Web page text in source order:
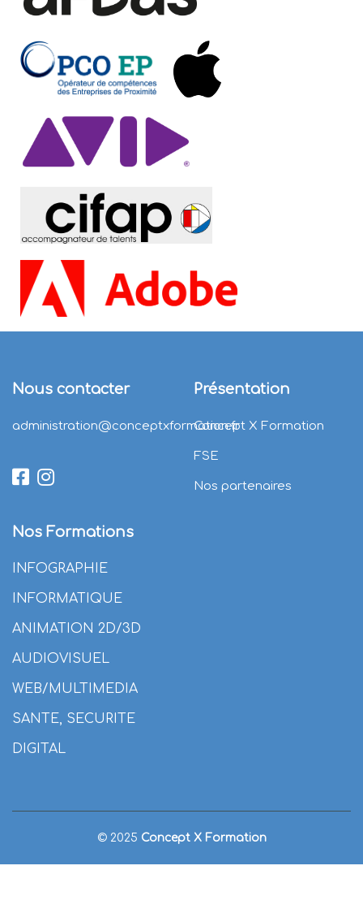
Nous contacter
administration@conceptxformation.fr
Présentation
Concept X Formation
FSE
Nos partenaires
Nos Formations
INFOGRAPHIE
INFORMATIQUE
ANIMATION 2D/3D
AUDIOVISUEL
WEB/MULTIMEDIA
SANTE, SECURITE
DIGITAL
© 2025 Concept X Formation